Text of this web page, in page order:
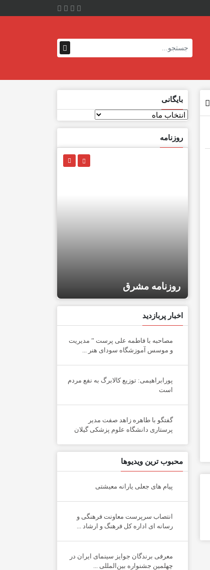
بایگانی
بایگانی
روزنامه
توسعه ایران
اخبار پربازدید
مصاحبه با فاطمه علی پرست ” مدیریت
و موسس آموزشگاه سودای هنر ...
پورابراهیمی: توزیع کالابرگ به نفع مردم
است
گفتگو با طاهره زاهد صفت مدیر
پرستاری دانشگاه علوم پزشکی گیلان
محبوب ترین ویدیوها
پیام های جعلی یارانه معیشتی
انتصاب سرپرست معاونت فرهنگی و
رسانه ای اداره کل فرهنگ و ارشاد ...
معرفی برندگان جوایز سینمای ایران در
چهلمین جشنواره بین‌المللی ...